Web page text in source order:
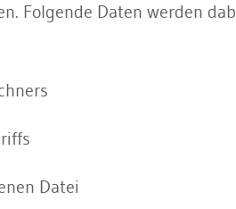
Folgende Daten werden
Datei